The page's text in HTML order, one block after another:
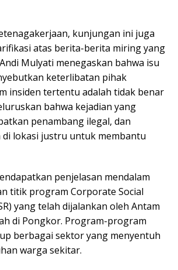
kunjungan ini juga
atas berita-berita miring yang
Mulyati menegaskan bahwa isu
keterlibatan pihak
insiden tertentu adalah tidak benar
bahwa kejadian yang
penambang ilegal, dan
di lokasi justru untuk membantu
penjelasan mendalam
titik program Corporate Social
yang telah dijalankan oleh Antam
di Pongkor. Program-program
berbagai sektor yang menyentuh
warga sekitar.